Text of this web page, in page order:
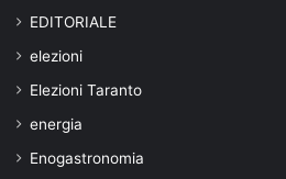
EDITORIALE
elezioni
Elezioni Taranto
energia
Enogastronomia